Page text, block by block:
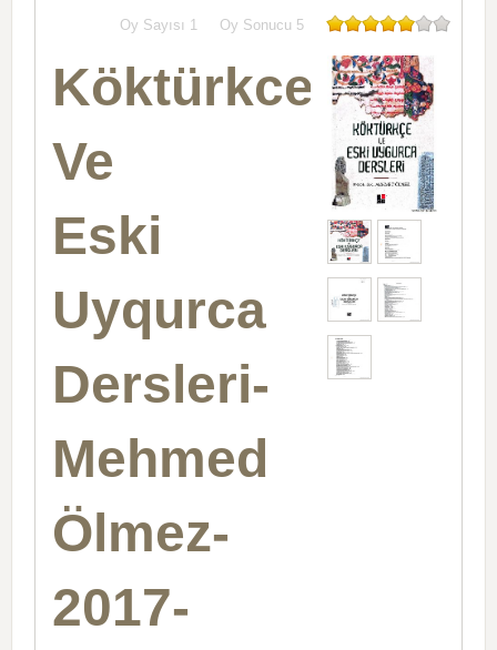
Oy Sayısı 1 Oy Sonucu 5
Köktürkce
Ve
Eski
Uyqurca
Dersleri-
Mehmed
Ölmez-
2017-